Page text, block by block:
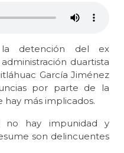
la detención del ex
duartista
García Jiménez
por parte de la
hay más implicados.
no hay impunidad y
son delincuentes